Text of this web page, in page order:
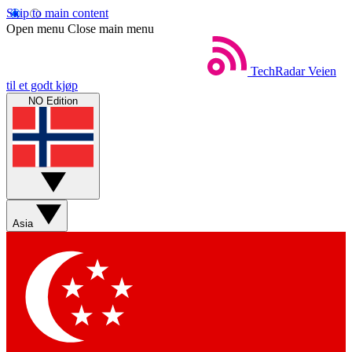
Skip to main content
Open menu Close main menu
TechRadar Veien
til et godt kjøp
NO Edition
Asia